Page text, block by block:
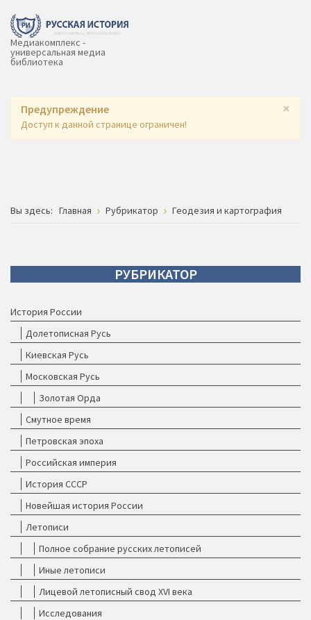
Медиакомплекс -
универсальная медиа
библиотека
×
Предупреждение
Доступ к данной странице ограничен!
Вы здесь: Главная Рубрикатор Геодезия и картография
РУБРИКАТОР
История России
Долетописная Русь
Киевская Русь
Московская Русь
Золотая Орда
Смутное время
Петровская эпоха
Российская империя
История СССР
Новейшая история России
Летописи
Полное собрание русских летописей
Иные летописи
Лицевой летописный свод XVI века
Исследования